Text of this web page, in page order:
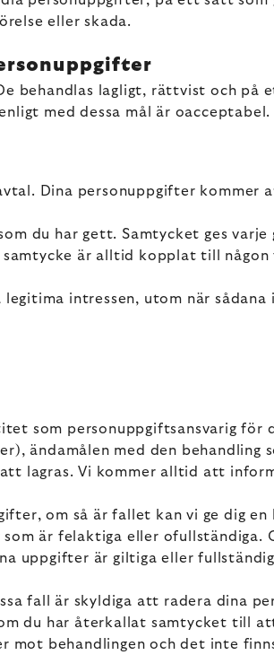
eller skada.
behandlas lagligt, rättvist och på
med dessa mål är oacceptabel.
Dina personuppgifter
du har gett. Samtycket ges varje
är alltid kopplat till
intressen, utom när
som personuppgiftsansvarig för
ändamålen med den behandling
lagras. Vi kommer alltid att
om så är fallet kan vi ge dig
är felaktiga eller ofullständiga.
uppgifter är giltiga eller
fall är skyldiga att radera dina
du har återkallat samtycket till
mot behandlingen och det inte